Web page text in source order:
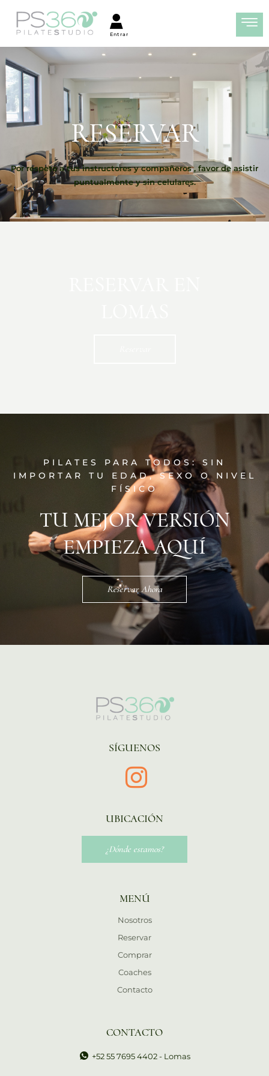
RESERVAR
Por respeto a tus instructores y compañeros , favor de asistir
puntualmente y sin celulares.
PILATES PARA TODOS: SIN
IMPORTAR TU EDAD, SEXO O NIVEL
FÍSICO
TU MEJOR VERSIÓN
EMPIEZA AQUÍ
Reservar Ahora
SÍGUENOS
UBICACIÓN
¿Dónde estamos?
MENÚ
Nosotros
Reservar
Comprar
Coaches
Contacto
CONTACTO
+52 55 7695 4402 - Lomas